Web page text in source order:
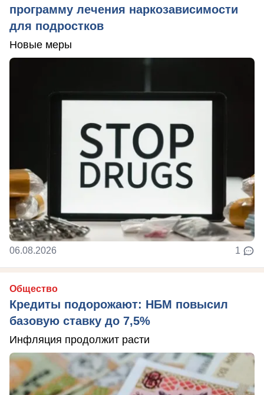
программу лечения наркозависимости
для подростков
Новые меры
06.08.2026 1
Общество
Кредиты подорожают: НБМ повысил
базовую ставку до 7,5%
Инфляция продолжит расти